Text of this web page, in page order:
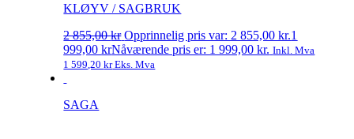
KLØYV / SAGBRUK
2 855,00kr Opprinnelig pris var: 2 855,00 kr.1
999,00krNåværende pris er: 1 999,00 kr. Inkl. Mva
1 599,20krEks. Mva
SAGA